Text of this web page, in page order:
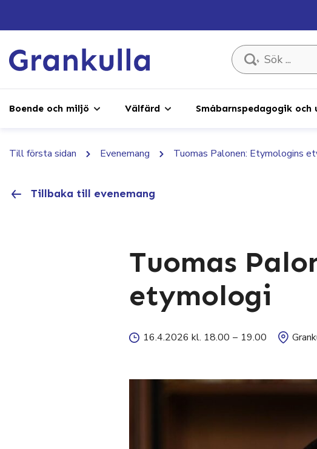
Sök ...
Boende och miljö Välfärd Småbarnspedagogik och
Till första sidan Evenemang Tuomas Palonen: Etymologins
Tillbaka till evenemang
Tuomas
etymologi
16.4.2026 kl. 18.00 – 19.00